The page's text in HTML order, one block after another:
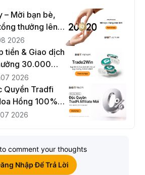
Mời bạn bè,
thưởng lên
2026
tiền & Giao dịch
30.000
2026
Tradfi
Hồng 100% &
2026
comment your thoughts
Nhập Để Trả Lời